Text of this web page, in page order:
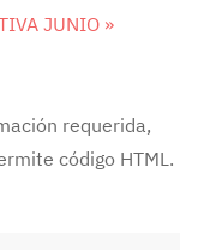
JUNIO »
requerida,
código HTML.